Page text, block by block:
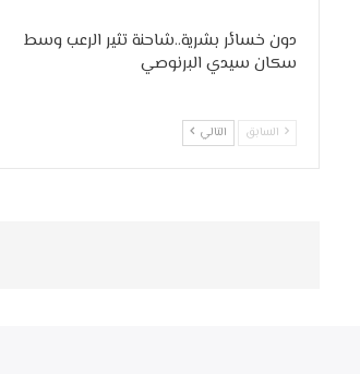
دون خسائر بشرية..شاحنة تثير الرعب وسط
سكان سيدي البرنوصي
السابق التالي